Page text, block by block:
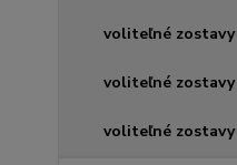
voliteľné zostavy
voliteľné zostavy
voliteľné zostavy